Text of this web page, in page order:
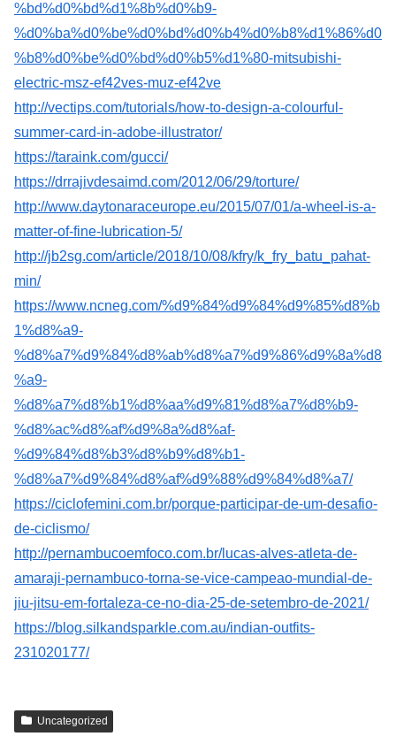
%bd%d0%bd%d1%8b%d0%b9-
%d0%ba%d0%be%d0%bd%d0%b4%d0%b8%d1%86%d0
%b8%d0%be%d0%bd%d0%b5%d1%80-mitsubishi-
electric-msz-ef42ves-muz-ef42ve
http://vectips.com/tutorials/how-to-design-a-colourful-
summer-card-in-adobe-illustrator/
https://taraink.com/gucci/
https://drrajivdesaimd.com/2012/06/29/torture/
http://www.daytonaraceurope.eu/2015/07/01/a-wheel-is-a-
matter-of-fine-lubrication-5/
http://jb2sg.com/article/2018/10/08/kfry/k_fry_batu_pahat-
min/
https://www.ncneg.com/%d9%84%d9%84%d9%85%d8%b
1%d8%a9-
%d8%a7%d9%84%d8%ab%d8%a7%d9%86%d9%8a%d8
%a9-
%d8%a7%d8%b1%d8%aa%d9%81%d8%a7%d8%b9-
%d8%ac%d8%af%d9%8a%d8%af-
%d9%84%d8%b3%d8%b9%d8%b1-
%d8%a7%d9%84%d8%af%d9%88%d9%84%d8%a7/
https://ciclofemini.com.br/porque-participar-de-um-desafio-
de-ciclismo/
http://pernambucoemfoco.com.br/lucas-alves-atleta-de-
amaraji-pernambuco-torna-se-vice-campeao-mundial-de-
jiu-jitsu-em-fortaleza-ce-no-dia-25-de-setembro-de-2021/
https://blog.silkandsparkle.com.au/indian-outfits-
231020177/
Uncategorized